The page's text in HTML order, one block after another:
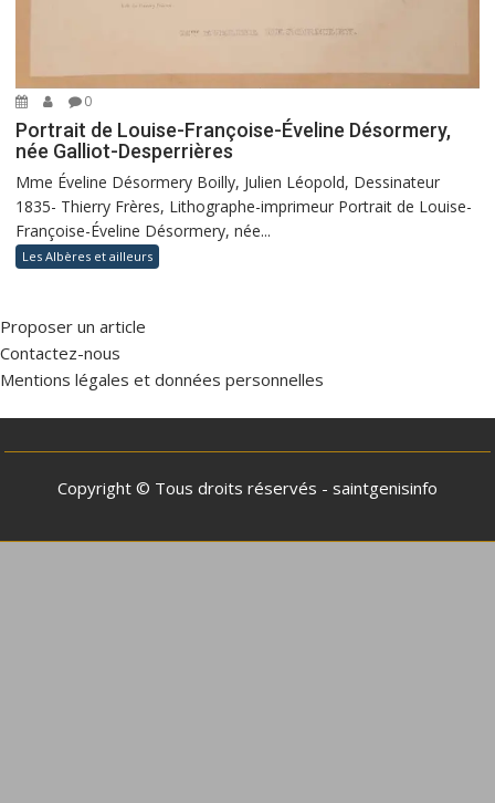
0
Portrait de Louise-Françoise-Éveline Désormery,
née Galliot-Desperrières
Mme Éveline Désormery Boilly, Julien Léopold, Dessinateur
1835- Thierry Frères, Lithographe-imprimeur Portrait de Louise-
Françoise-Éveline Désormery, née...
Les Albères et ailleurs
Proposer un article
Contactez-nous
Mentions légales et données personnelles
Copyright © Tous droits réservés - saintgenisinfo